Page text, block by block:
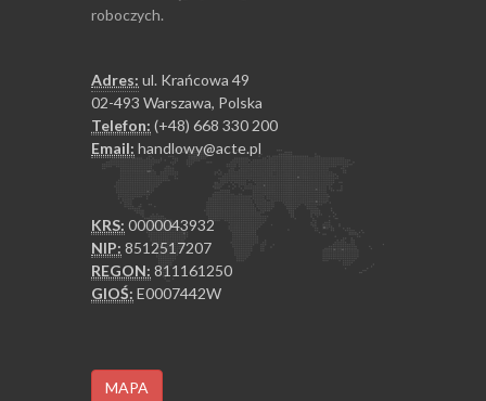
roboczych.
Adres: ul. Krańcowa 49
02-493 Warszawa, Polska
Telefon: (+48) 668 330 200
Email: handlowy@acte.pl
KRS: 0000043932
NIP: 8512517207
REGON: 811161250
GIOŚ: E0007442W
MAPA